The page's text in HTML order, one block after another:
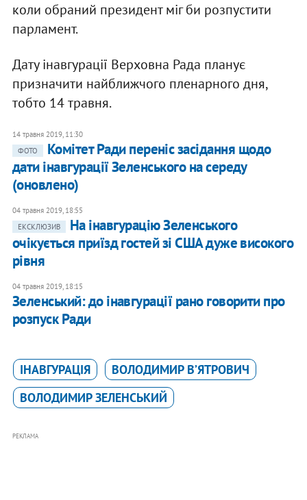
коли обраний президент міг би розпустити
парламент.
Дату інавгурації Верховна Рада планує
призначити найближчого пленарного дня,
тобто 14 травня.
14 травня 2019, 11:30
ФОТО
Комітет Ради переніс засідання щодо
дати інавгурації Зеленського на середу
(оновлено)
04 травня 2019, 18:55
ЕКСКЛЮЗИВ
На інавгурацію Зеленського
очікується приїзд гостей зі США дуже високого
рівня
04 травня 2019, 18:15
Зеленський: до інавгурації рано говорити про
розпуск Ради
ІНАВГУРАЦІЯ
ВОЛОДИМИР В’ЯТРОВИЧ
ВОЛОДИМИР ЗЕЛЕНСЬКИЙ
РЕКЛАМА